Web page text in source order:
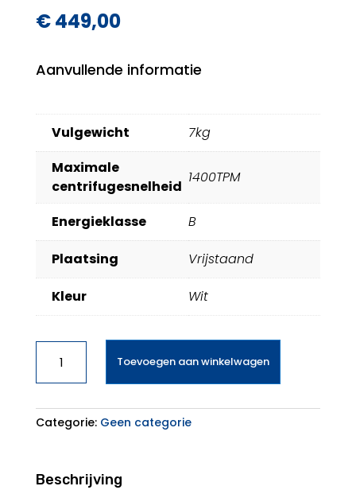
€449,00
Aanvullende informatie
Vulgewicht
7kg
Maximale
centrifugesnelheid
1400TPM
Energieklasse B
Plaatsing Vrijstaand
Kleur Wit
WUV75420W
aantal
Toevoegen aan winkelwagen
Categorie: Geen categorie
Beschrijving